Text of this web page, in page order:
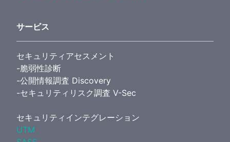
サービス
セキュリティアセスメント
-脆弱性診断
-公開情報調査 Discovery
-セキュリティリスク調査 V-Sec
セキュリティインテグレーション
UTM